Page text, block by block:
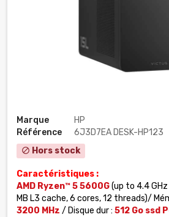
Marque
HP
Référence
6J3D7EA DESK-HP123
block Hors stock
Caractéristiques :
AMD Ryzen™ 5 5600G(up to 4.4
MB L3 cache, 6 cores, 12 threads)/
3200 MHz / Disque dur : 512 Go ssd